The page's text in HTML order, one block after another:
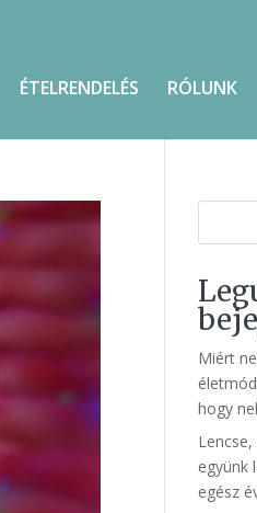
ÉTELRENDELÉS RÓLUNK
Miért
hogy
együnk
egész